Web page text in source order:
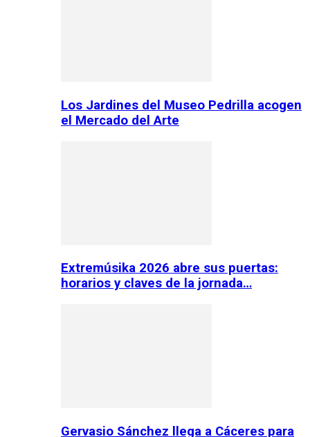
Los Jardines del Museo Pedrilla acogen
el Mercado del Arte
Extremúsika 2026 abre sus puertas:
horarios y claves de la jornada…
Gervasio Sánchez llega a Cáceres para